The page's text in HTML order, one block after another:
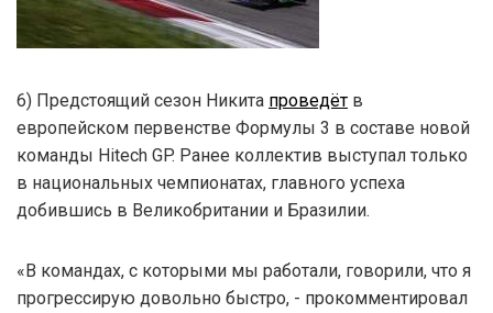
6) Предстоящий сезон Никита проведёт в
европейском первенстве Формулы 3 в составе новой
команды Hitech GP. Ранее коллектив выступал только
в национальных чемпионатах, главного успеха
добившись в Великобритании и Бразилии.
«В командах, с которыми мы работали, говорили, что я
прогрессирую довольно быстро, - прокомментировал